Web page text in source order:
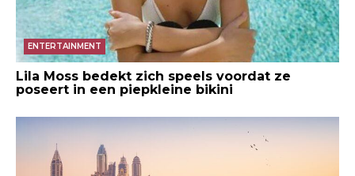
ENTERTAINMENT
Lila Moss bedekt zich speels voordat ze
poseert in een piepkleine bikini